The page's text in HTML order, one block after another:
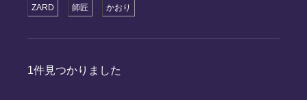
ZARD
師匠 かおり
1件見つかりました